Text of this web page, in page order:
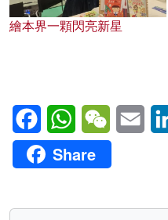
繪本界一顆閃亮新星
FacebookWhatsAppWeChatEmail
Share